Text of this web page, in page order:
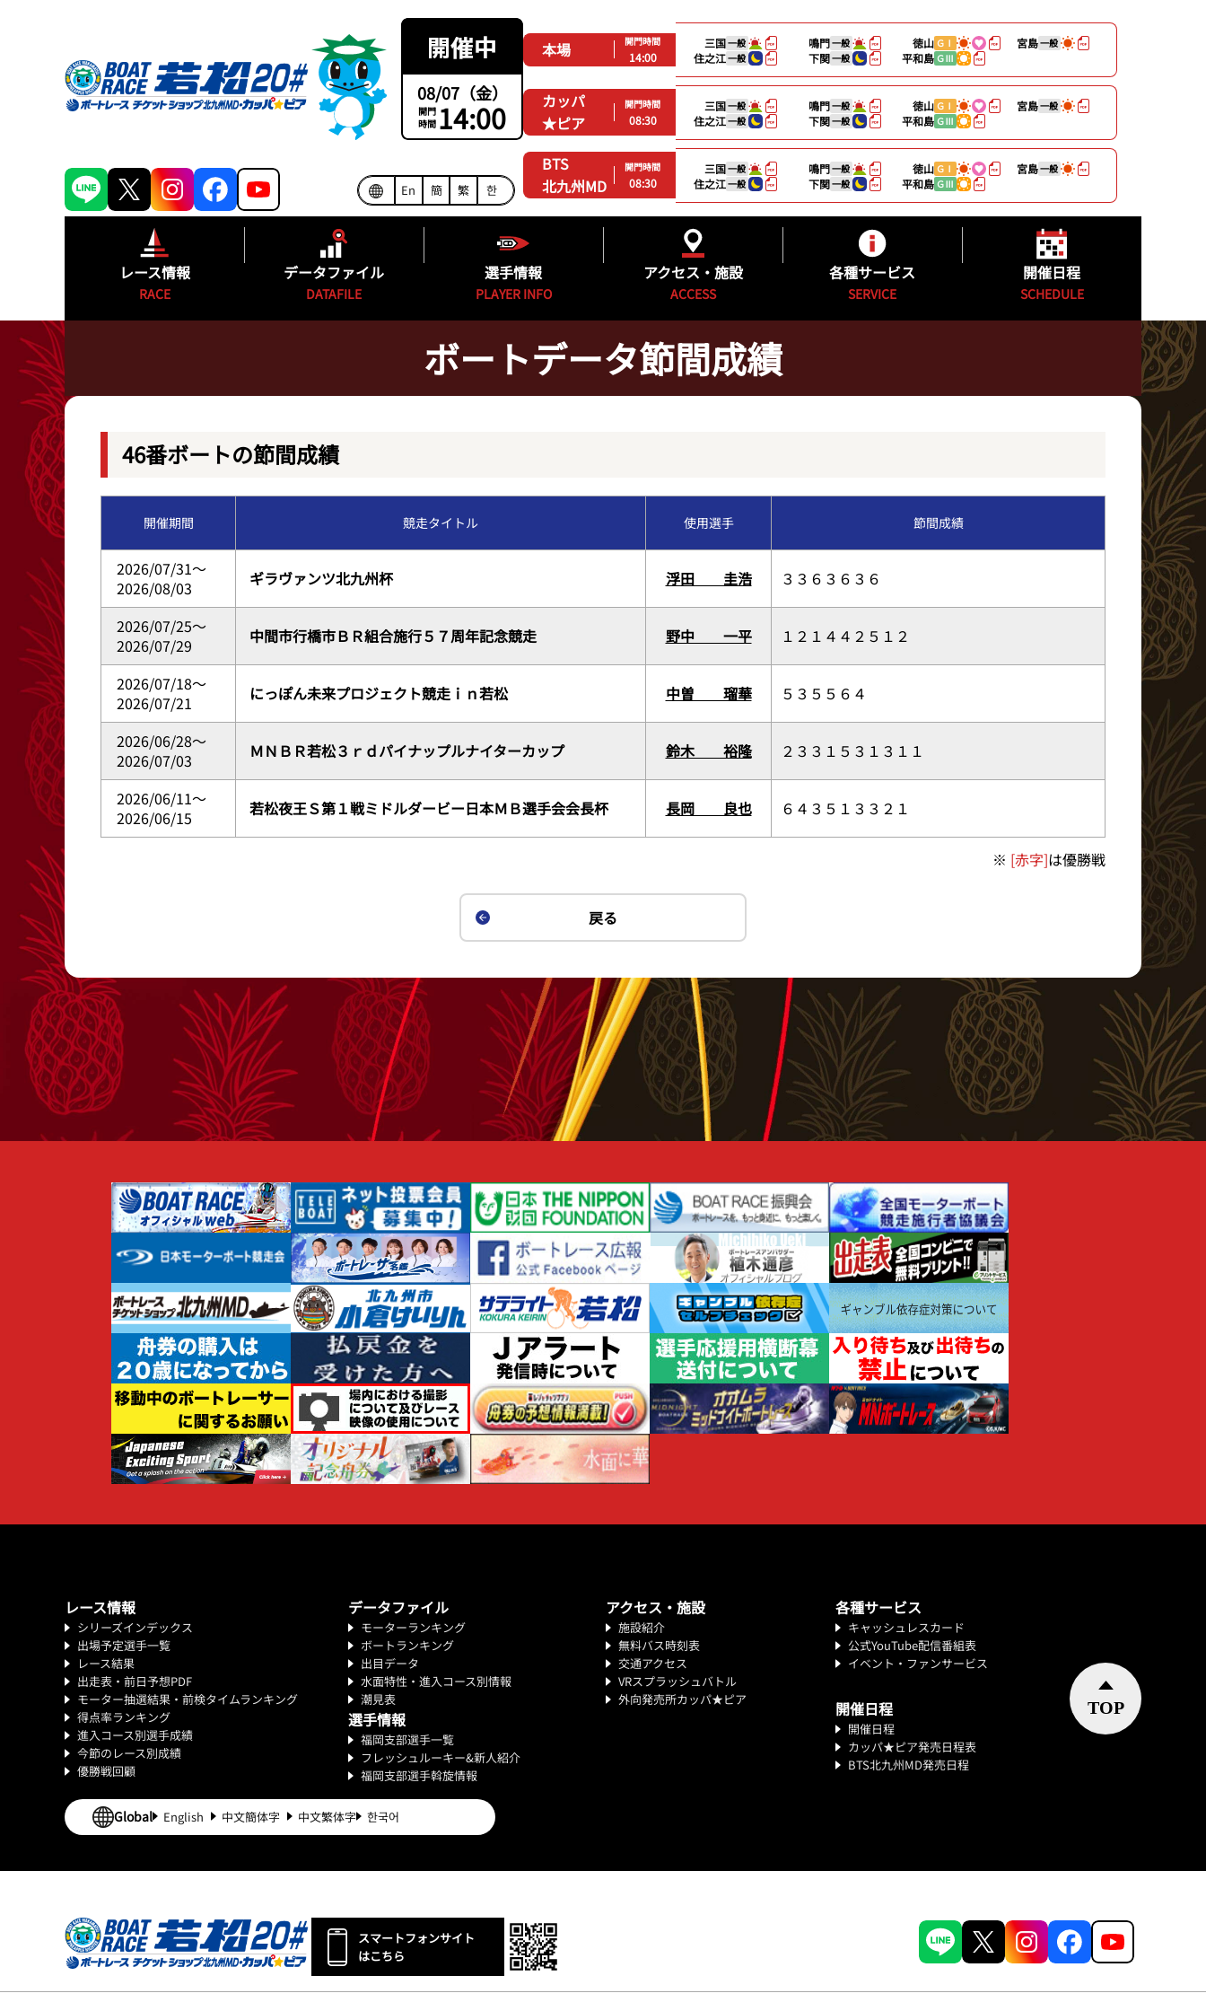
本場 開門時間
14:00
三国一般 鳴門一般 徳山 ＧⅠ 宮島一般
住之江一般 下関一般 平和島 ＧⅢ
カッパ
★ピア
開門時間
08:30
三国一般 鳴門一般 徳山 ＧⅠ 宮島一般
住之江一般 下関一般 平和島 ＧⅢ
BTS
北九州MD
開門時間
08:30
三国一般 鳴門一般 徳山 ＧⅠ 宮島一般
住之江一般 下関一般 平和島 ＧⅢ
08/07（金）
開門
時間 14:00
En 簡 繁 한
レース情報
RACE
出場予定選手一覧
レース結果
モーター抽選結果・前検タイムランキング
得点率ランキング
進入コース別選手成績
データファイル
DATAFILE
ボートランキング
出目データ
選手情報
PLAYER INFO
福岡支部選手一覧
フレッシュルーキー&新人紹介
アクセス・施設
ACCESS
施設紹介
無料バス時刻表
外向発売所カッパ★ピア
各種サービス
SERVICE
公式YouTube配信番組表
開催日程
SCHEDULE
カッパ★ピア発売日程表
ボートデータ節間成績
46番ボートの節間成績
開催期間 競走タイトル 使用選手 節間成績
2026/07/31～
2026/08/03
ギラヴァンツ北九州杯 浮田 圭浩 ３３６３６３６
2026/07/25～
2026/07/29
中間市行橋市ＢＲ組合施行５７周年記念競走 野中 一平 １２１４４２５１２
2026/07/18～
2026/07/21
にっぽん未来プロジェクト競走ｉｎ若松 中曽 瑠華 ５３５５６４
2026/06/28～
2026/07/03
ＭＮＢＲ若松３ｒｄパイナップルナイターカップ 鈴木 裕隆 ２３３１５３１３１１
2026/06/11～
2026/06/15
若松夜王Ｓ第１戦ミドルダービー日本ＭＢ選手会会長杯 長岡 良也 ６４３５１３３２１
※ [赤字]は優勝戦
戻る
レース情報
シリーズインデックス
出場予定選手一覧
レース結果
出走表・前日予想PDF
モーター抽選結果・前検タイムランキング
得点率ランキング
進入コース別選手成績
今節のレース別成績
優勝戦回顧
データファイル
モーターランキング
ボートランキング
出目データ
水面特性・進入コース別情報
潮見表
選手情報
福岡支部選手一覧
フレッシュルーキー&新人紹介
福岡支部選手斡旋情報
アクセス・施設
施設紹介
無料バス時刻表
交通アクセス
VRスプラッシュバトル
外向発売所カッパ★ピア
各種サービス
キャッシュレスカード
公式YouTube配信番組表
イベント・ファンサービス
開催日程
開催日程
カッパ★ピア発売日程表
BTS北九州MD発売日程
Global English 中文簡体字 中文繁体字 한국어
スマートフォンサイト
はこちら